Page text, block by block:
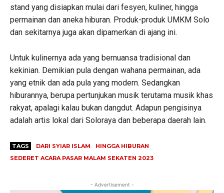
stand yang disiapkan mulai dari fesyen, kuliner, hingga
permainan dan aneka hiburan. Produk-produk UMKM Solo
dan sekitarnya juga akan dipamerkan di ajang ini.
Untuk kulinernya ada yang bernuansa tradisional dan
kekinian. Demikian pula dengan wahana permainan, ada
yang etnik dan ada pula yang modern. Sedangkan
hiburannya, berupa pertunjukan musik terutama musik khas
rakyat, apalagi kalau bukan dangdut. Adapun pengisinya
adalah artis lokal dari Soloraya dan beberapa daerah lain.
TAGS DARI SYIAR ISLAM
HINGGA HIBURAN
SEDERET ACARA PASAR MALAM SEKATEN 2023
- Advertisement -